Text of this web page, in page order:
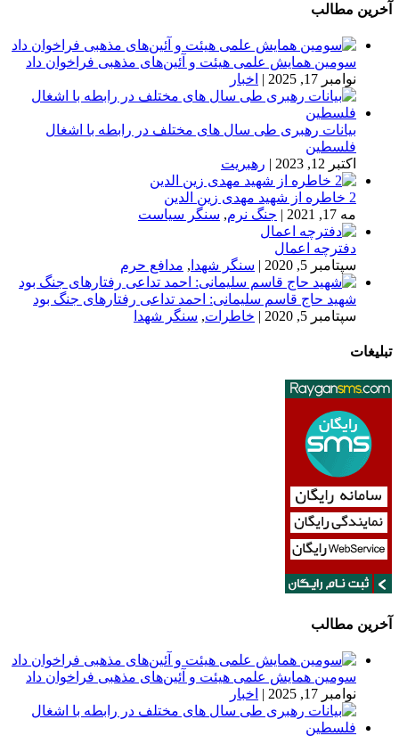
آخرین مطالب
سومین همایش علمی هیئت و آئین‌های مذهبی فراخوان داد
نوامبر 17, 2025
| اخبار
بیانات رهبری طی سال های مختلف در رابطه با اشغال
فلسطین
اکتبر 12, 2023
| رهبریت
2 خاطره از شهید مهدی زین الدین
مه 17, 2021
| جنگ نرم, سنگر سیاست
دفترچه اعمال
سپتامبر 5, 2020
| سنگر شهدا , مدافع حرم
شهید حاج قاسم سلیمانی: احمد تداعی رفتارهای جنگ بود
سپتامبر 5, 2020
| خاطرات, سنگر شهدا
تبلیغات
آخرین مطالب
سومین همایش علمی هیئت و آئین‌های مذهبی فراخوان داد
نوامبر 17, 2025
| اخبار